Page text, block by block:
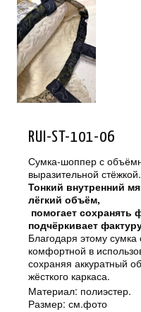
RUI-ST-101-06
Сумка-шоппер с
выразительной стёжкой.
Тонкий внутренний
лёгкий объём,
помогает сохранять
подчёркивает
Благодаря этому сумка
комфортной в
сохраняя аккуратный
жёсткого каркаса.
Материал: полиэстер.
Размер: см.фото